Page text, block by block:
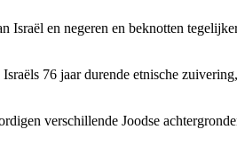
Israël en negeren en beknotten
76 jaar durende etnische
verschillende Joodse